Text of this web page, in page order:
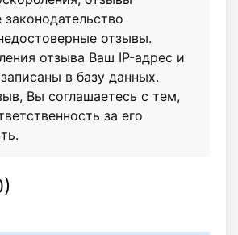
отзывы.
отзыва Ваш IP-адрес и
в базу данных.
Вы соглашаетесь с тем,
за его
)